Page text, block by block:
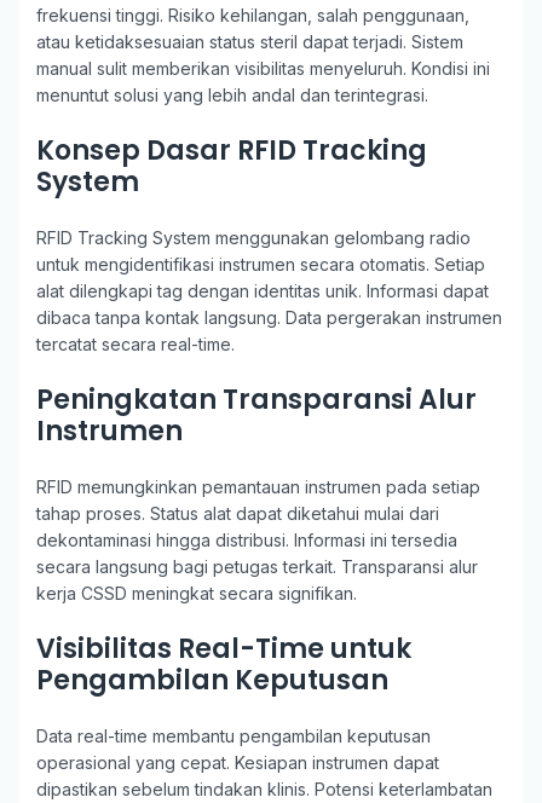
frekuensi tinggi. Risiko kehilangan, salah penggunaan,
atau ketidaksesuaian status steril dapat terjadi. Sistem
manual sulit memberikan visibilitas menyeluruh. Kondisi ini
menuntut solusi yang lebih andal dan terintegrasi.
Konsep Dasar RFID Tracking
System
RFID Tracking System menggunakan gelombang radio
untuk mengidentifikasi instrumen secara otomatis. Setiap
alat dilengkapi tag dengan identitas unik. Informasi dapat
dibaca tanpa kontak langsung. Data pergerakan instrumen
tercatat secara real-time.
Peningkatan Transparansi Alur
Instrumen
RFID memungkinkan pemantauan instrumen pada setiap
tahap proses. Status alat dapat diketahui mulai dari
dekontaminasi hingga distribusi. Informasi ini tersedia
secara langsung bagi petugas terkait. Transparansi alur
kerja CSSD meningkat secara signifikan.
Visibilitas Real-Time untuk
Pengambilan Keputusan
Data real-time membantu pengambilan keputusan
operasional yang cepat. Kesiapan instrumen dapat
dipastikan sebelum tindakan klinis. Potensi keterlambatan